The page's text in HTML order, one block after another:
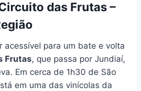
das Frutas –
acessível para um bate e volta
Frutas, que passa por Jundiaí,
Em cerca de 1h30 de São
em uma das vinícolas da